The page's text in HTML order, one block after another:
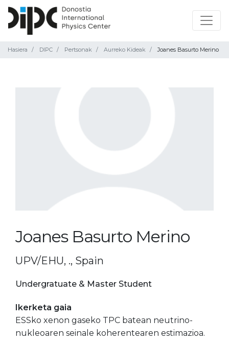
Hasiera DIPC Pertsonak Aurreko Kideak Joanes Basurto Merino
Joanes Basurto Merino
UPV/EHU, ., Spain
Undergratuate & Master Student
Ikerketa gaia
ESSko xenon gaseko TPC batean neutrino-
nukleoaren seinale koherentearen estimazioa.